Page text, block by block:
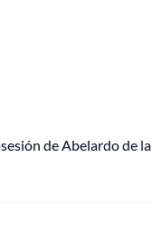
de Abelardo de